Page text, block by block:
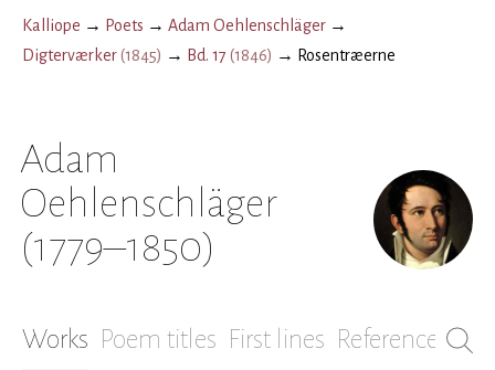
Kalliope → Poets → Adam Oehlenschläger →
Digterværker(1845) → Bd. 17 (1846) → Rosentræerne
Adam
Oehlenschläger
(1779–1850)
Works Poem titles First lines References